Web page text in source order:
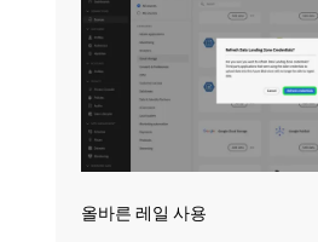
올바른 레일 사용